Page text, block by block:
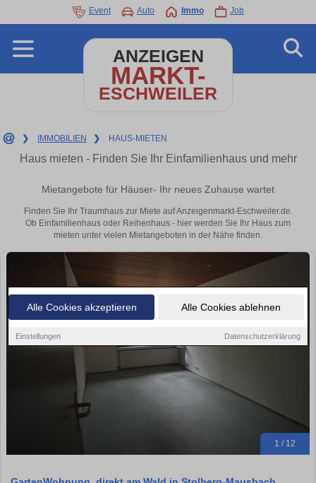
Alle Cookies akzeptieren Alle Cookies ablehnen
Einstellungen Datenschutzerklärung
Event Auto Immo Job
ANZEIGEN
MARKT-
ESCHWEILER
❯ IMMOBILIEN ❯ HAUS-MIETEN
Haus mieten - Finden Sie Ihr Einfamilienhaus und mehr
Mietangebote für Häuser- Ihr neues Zuhause wartet
Finden Sie Ihr Traumhaus zur Miete auf Anzeigenmarkt-Eschweiler.de.
Ob Einfamilienhaus oder Reihenhaus - hier werden Sie Ihr Haus zum
mieten unter vielen Mietangeboten in der Nähe finden.
1 / 12